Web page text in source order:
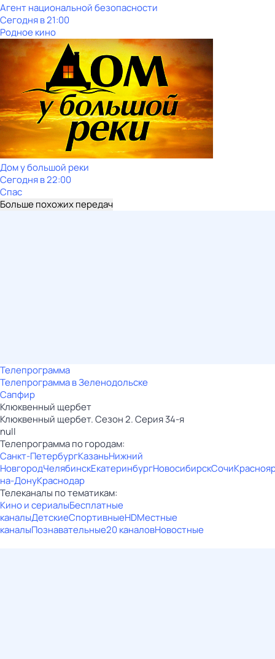
Агент национальной безопасности
Сегодня в 21:00
Родное кино
Дом у большой реки
Сегодня в 22:00
Спас
Больше похожих передач
Телепрограмма
Телепрограмма в Зеленодольске
Сапфир
Клюквенный щербет
Клюквенный щербет. Сезон 2. Серия 34-я
null
Телепрограмма по городам:
Санкт-ПетербургКазаньНижний
НовгородЧелябинскЕкатеринбургНовосибирскСочи
на-ДонуКраснодар
Телеканалы по тематикам:
Кино и сериалыБесплатные
каналыДетскиеСпортивныеHDМестные
каналыПознавательные20 каналовНовостные